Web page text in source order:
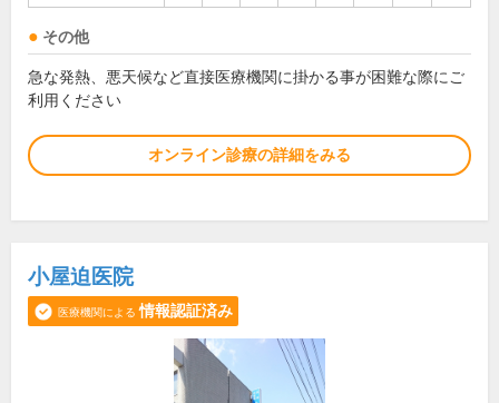
その他
急な発熱、悪天候など直接医療機関に掛かる事が困難な際にご
利用ください
オンライン診療の詳細をみる
小屋迫医院
医療機関による 情報認証済み